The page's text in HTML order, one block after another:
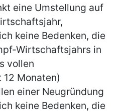
eine Umstellung auf
keine Bedenken, die
Wirtschaftsjahrs in
vollen
Monaten)
einer Neugründung
keine Bedenken, die